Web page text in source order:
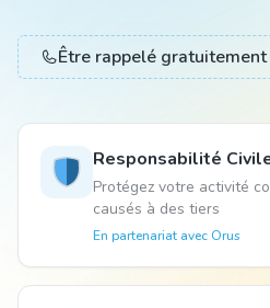
Animal
Être rappelé gratuitement
Responsabilité
Protégez votre activité
causés à des tiers
En partenariat avecOrus